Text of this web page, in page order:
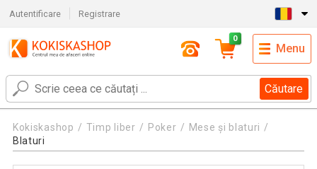
Autentificare Registrare
Căutare
0
Menu
Kokiskashop Timp liber Poker
Mese și blaturi
Blaturi